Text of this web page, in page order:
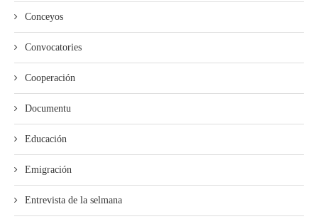
Conceyos
Convocatories
Cooperación
Documentu
Educación
Emigración
Entrevista de la selmana